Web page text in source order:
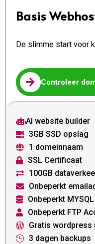
Basis
De slimme start voor
 Controleer
AI website builder
 3GB SSD opslag
 1 domeinnaam
 SSL Certificaat
 100GB
 Onbeperkt
 Onbeperkt
 Onbeperkt FTP
 Gratis wordpress
 3 dagen backups